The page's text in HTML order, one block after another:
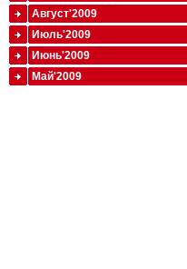
Август'2009
Июль'2009
Июнь'2009
Май'2009